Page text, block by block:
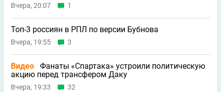
Вчера, 20:07 1
Топ-3 россиян в РПЛ по версии Бубнова
Вчера, 19:55 3
Видео
Фанаты «Спартака» устроили политическую
акцию перед трансфером Даку
Вчера, 19:33 32